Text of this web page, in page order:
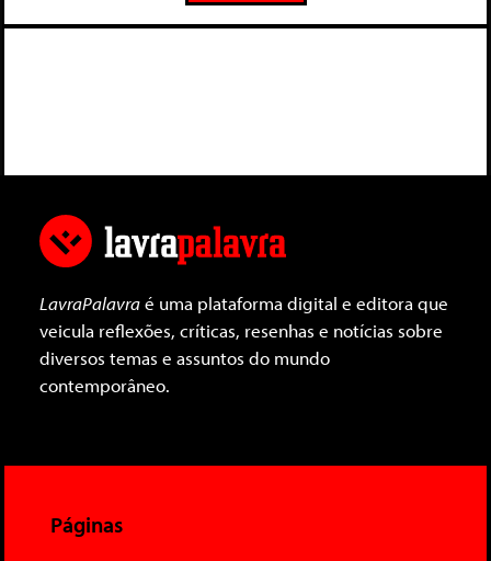
LavraPalavraé uma plataforma digital e editora que
veicula reflexões, críticas, resenhas e notícias sobre
diversos temas e assuntos do mundo
contemporâneo.
Páginas